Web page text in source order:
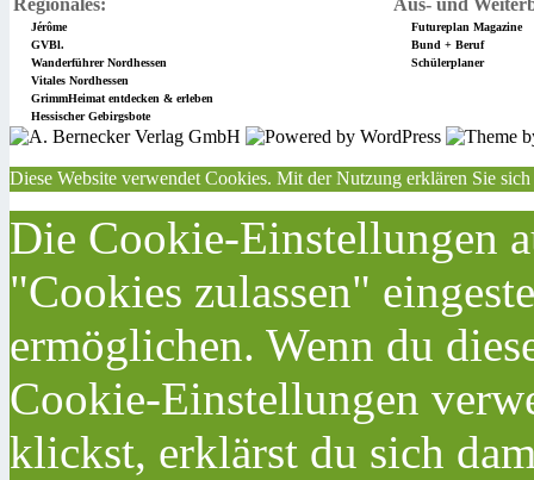
Regionales: Aus- und
Jérôme
Futureplan Magazine
GVBl.
Bund + Beruf
Wanderführer Nordhessen
Schülerplaner
Vitales Nordhessen
GrimmHeimat entdecken & erleben
Hessischer Gebirgsbote
Diese Website verwendet Cookies. Mit der Nutzung erklären Sie
Die Cookie-Einstellungen
"Cookies zulassen"
ermöglichen. Wenn du
Cookie-Einstellungen
klickst, erklärst du sich